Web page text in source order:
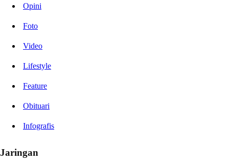
Opini
Foto
Video
Lifestyle
Feature
Obituari
Infografis
Jaringan